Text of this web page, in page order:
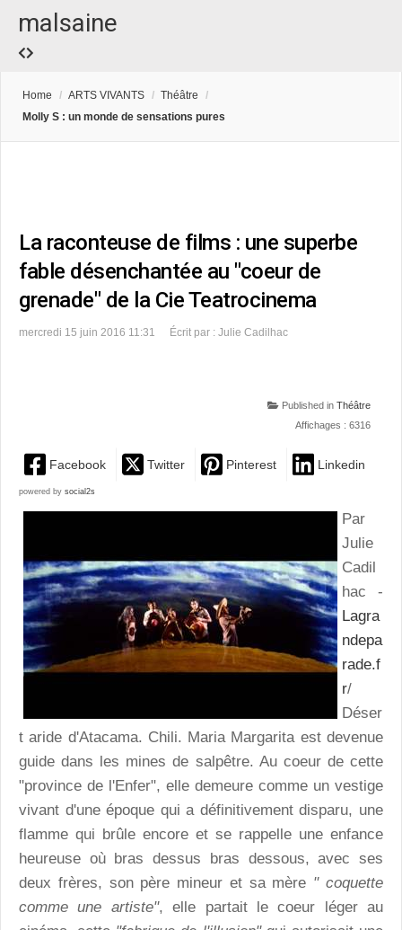
malsaine
Home / ARTS VIVANTS / Théâtre
/
Molly S : un monde de sensations pures
La raconteuse de films : une superbe
fable désenchantée au "coeur de
grenade" de la Cie Teatrocinema
mercredi 15 juin 2016 11:31 Écrit par : Julie Cadilhac
Published in Théâtre
Affichages : 6316
Facebook Twitter Pinterest Linkedin
powered by social2s
Par
Julie
Cadil
hac -
Lagra
ndepa
rade.f
r/
Déser
t aride d'Atacama. Chili. Maria Margarita est devenue
guide dans les mines de salpêtre. Au coeur de cette
"province de l'Enfer", elle demeure comme un vestige
vivant d'une époque qui a définitivement disparu, une
flamme qui brûle encore et se rappelle une enfance
heureuse où bras dessus bras dessous, avec ses
deux frères, son père mineur et sa mère " coquette
comme une artiste", elle partait le coeur léger au